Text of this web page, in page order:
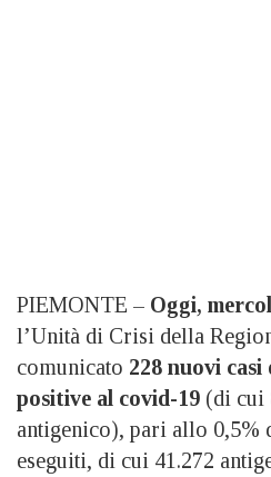
PIEMONTE – Oggi,
l’Unità di Crisi della
comunicato 228 nuovi
positive al covid-19 (di cui
antigenico), pari allo 0,5%
eseguiti, di cui 41.272